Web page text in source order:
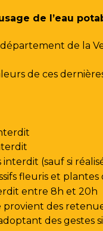
de l’eau
de la
de ces
(sauf si
fleuris et
entre 8h et 20h
provient des
des gestes